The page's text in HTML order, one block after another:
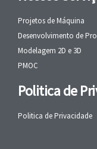
Projetos de Máquina
Desenvolvimento de
Modelagem 2D e 3D
PMOC
Politica de
Politica de Privacidade